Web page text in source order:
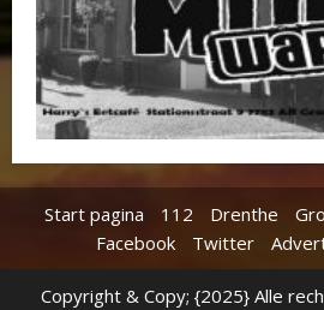
Start pagina 112 Drenthe
Facebook
Twitter
Copyright & Copy; {2025} Alle